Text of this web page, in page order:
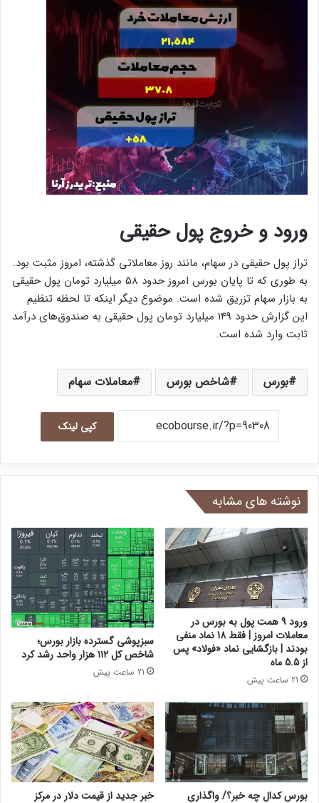
ورود و خروج پول حقیقی
تراز پول حقیقی در سهام، مانند روز معاملاتی گذشته، امروز مثبت بود.
به طوری که تا پایان بورس امروز حدود 58 میلیارد تومان پول حقیقی
به بازار سهام تزریق شده است. موضوع دیگر اینکه تا لحظه تنظیم
این گزارش حدود 149 میلیارد تومان پول حقیقی به صندوق‌های درآمد
ثابت وارد شده است.
بورس شاخص بورس معاملات سهام
کپی لینک
نوشته های مشابه
ورود 9 همت پول به بورس در
معاملات امروز | فقط 18 نماد منفی
بودند | بازگشایی نماد «فولاد» پس
از 5.5 ماه
21 ساعت پیش
سبزپوشی گسترده بازار بورس؛
شاخص کل ۱۱۲ هزار واحد رشد کرد
21 ساعت پیش
بورس کدال چه خبر؟/ واگذاری
خبر جدید از قیمت دلار در مرکز